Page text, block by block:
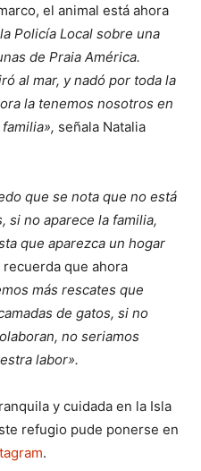
el animal está ahora
Policía Local sobre una
de Praia América.
al mar, y nadó por toda la
la tenemos nosotros en
señala Natalia
que se nota que no está
si no aparece la familia,
que aparezca un hogar
que ahora
más rescates que
de gatos, si no
no seriamos
labor».
y cuidada en la Isla
refugio pude ponerse en
.